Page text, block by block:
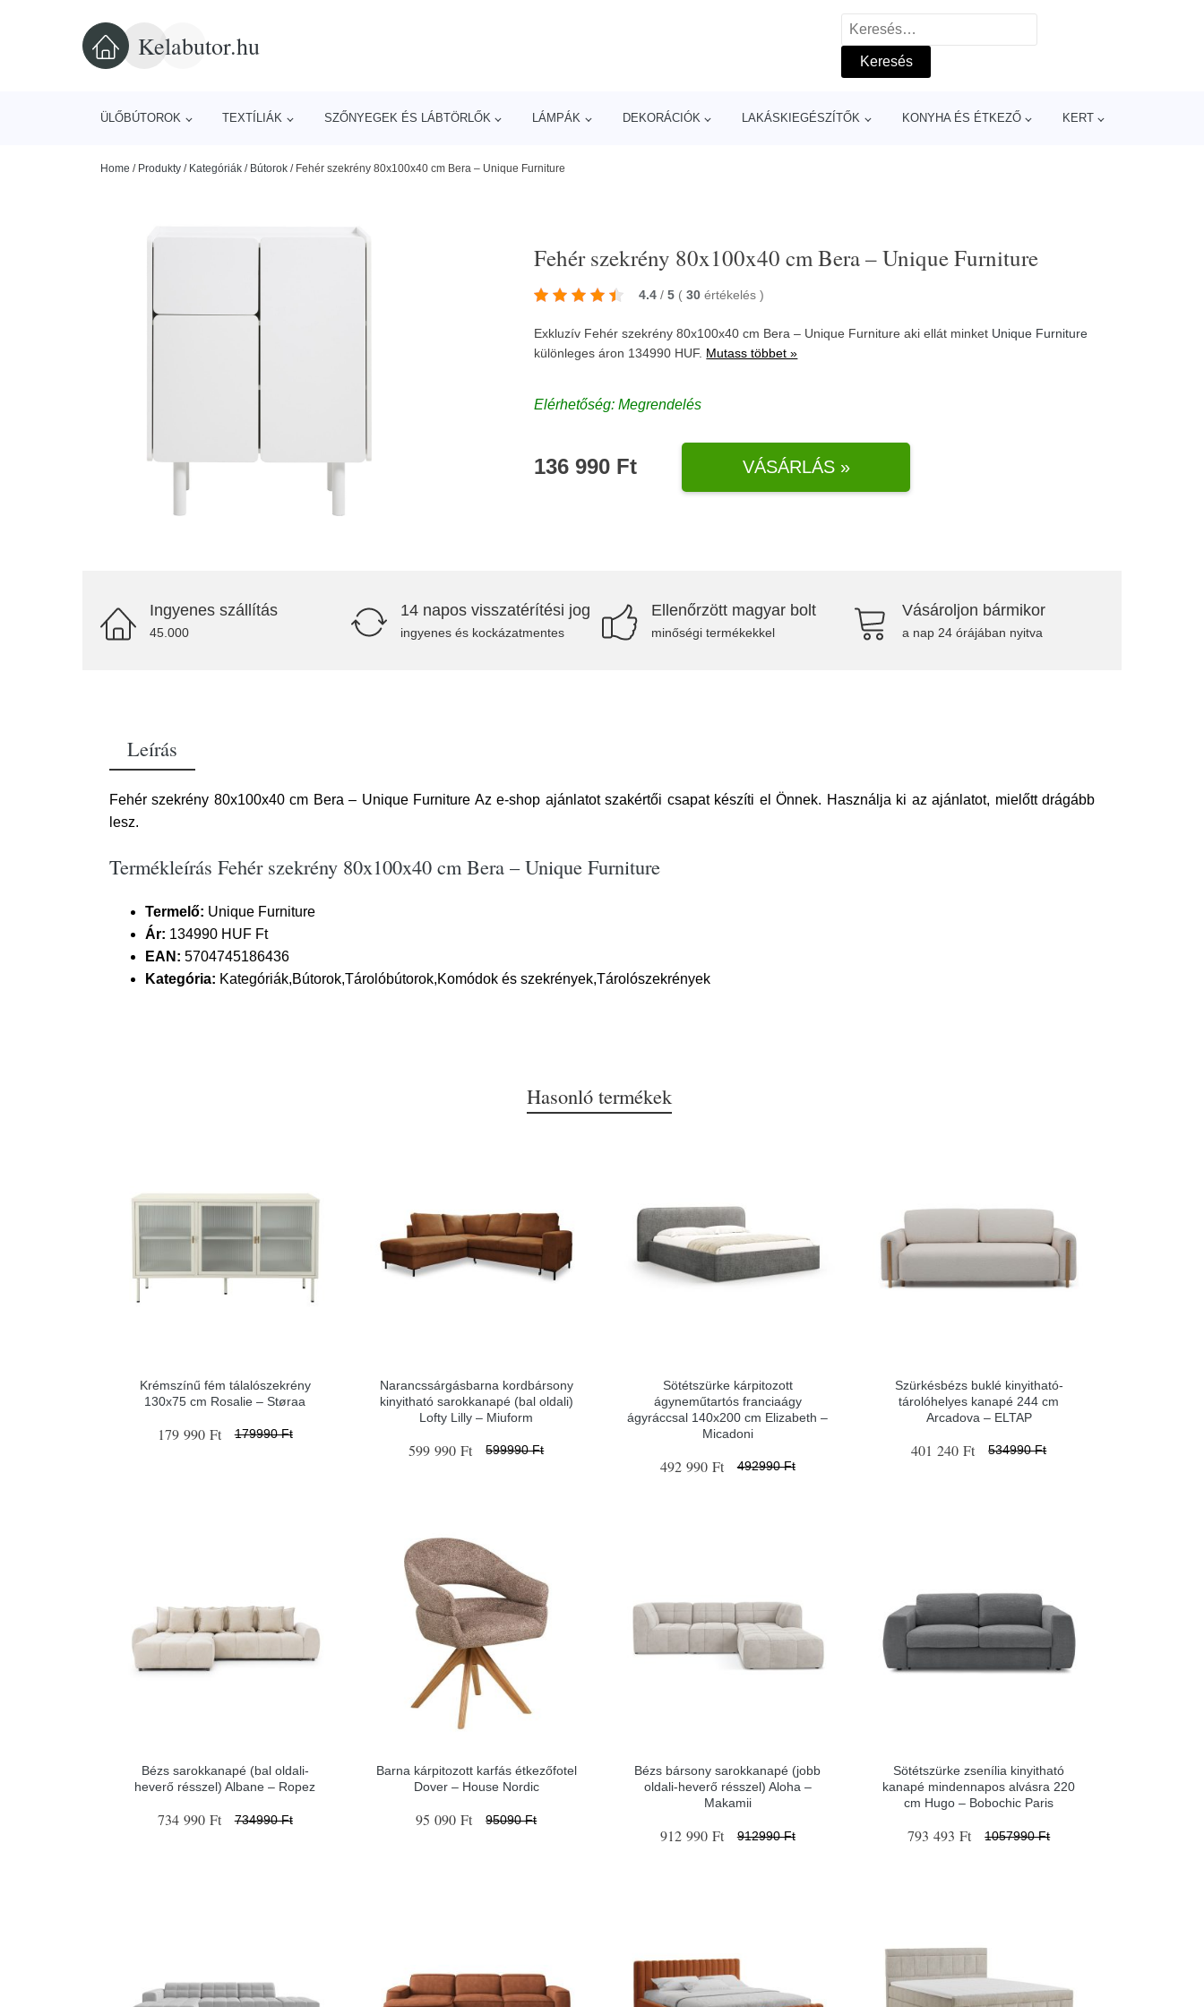
Kelabutor.hu
Keresés:
ÜLŐBÚTOROK TEXTÍLIÁK SZŐNYEGEK ÉS LÁBTÖRLŐK LÁMPÁK DEKORÁCIÓK LAKÁSKIEGÉSZÍTŐK KONYHA ÉS ÉTKEZŐ KERT
Home / Produkty / Kategóriák / Bútorok / Fehér szekrény 80x100x40 cm Bera – Unique Furniture
Fehér szekrény 80x100x40 cm Bera – Unique Furniture
4.4 / 5 ( 30 értékelés)
Exkluzív Fehér szekrény 80x100x40 cm Bera – Unique Furniture aki ellát minket Unique Furniture
különleges áron 134990 HUF. Mutass többet »
Elérhetőség: Megrendelés
136 990 Ft VÁSÁRLÁS »
Ingyenes szállítás
45.000
14 napos visszatérítési jog
ingyenes és kockázatmentes
Ellenőrzött magyar bolt
minőségi termékekkel
Vásároljon bármikor
a nap 24 órájában nyitva
Leírás
Fehér szekrény 80x100x40 cm Bera – Unique Furniture Az e-shop ajánlatot szakértői csapat készíti el Önnek. Használja ki az ajánlatot, mielőtt drágább
lesz.
Termékleírás Fehér szekrény 80x100x40 cm Bera – Unique Furniture
Termelő: Unique Furniture
Ár: 134990 HUF Ft
EAN: 5704745186436
Kategória: Kategóriák,Bútorok,Tárolóbútorok,Komódok és szekrények,Tárolószekrények
Hasonló termékek
Krémszínű fém tálalószekrény
130x75 cm Rosalie – Støraa
179 990 Ft 179990 Ft
Narancssárgásbarna kordbársony
kinyitható sarokkanapé (bal oldali)
Lofty Lilly – Miuform
599 990 Ft 599990 Ft
Sötétszürke kárpitozott
ágyneműtartós franciaágy
ágyráccsal 140x200 cm Elizabeth –
Micadoni
492 990 Ft 492990 Ft
Szürkésbézs buklé kinyitható-
tárolóhelyes kanapé 244 cm
Arcadova – ELTAP
401 240 Ft 534990 Ft
Bézs sarokkanapé (bal oldali-
heverő résszel) Albane – Ropez
734 990 Ft 734990 Ft
Barna kárpitozott karfás étkezőfotel
Dover – House Nordic
95 090 Ft 95090 Ft
Bézs bársony sarokkanapé (jobb
oldali-heverő résszel) Aloha –
Makamii
912 990 Ft 912990 Ft
Sötétszürke zsenília kinyitható
kanapé mindennapos alvásra 220
cm Hugo – Bobochic Paris
793 493 Ft 1057990 Ft